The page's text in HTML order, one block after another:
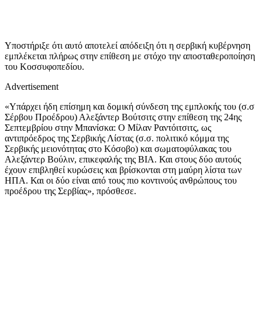
Υποστήριξε ότι αυτό αποτελεί απόδειξη ότι η σερβική κυβέρνηση
εμπλέκεται πλήρως στην επίθεση με στόχο την αποσταθεροποίηση
του Κοσσυφοπεδίου.
Advertisement
«Υπάρχει ήδη επίσημη και δομική σύνδεση της εμπλοκής του (σ.σ
Σέρβου Προέδρου) Αλεξάντερ Βούτσιτς στην επίθεση της 24ης
Σεπτεμβρίου στην Μπανίσκα: Ο Mίλαν Ραντόιτσιτς, ως
αντιπρόεδρος της Σερβικής Λίστας (σ.σ. πολιτικό κόμμα της
Σερβικής μειονότητας στο Κόσοβο) και σωματοφύλακας του
Aλεξάντερ Βούλιν, επικεφαλής της BIA. Και στους δύο αυτούς
έχουν επιβληθεί κυρώσεις και βρίσκονται στη μαύρη λίστα των
ΗΠΑ. Και οι δύο είναι από τους πιο κοντινούς ανθρώπους του
προέδρου της Σερβίας», πρόσθεσε.